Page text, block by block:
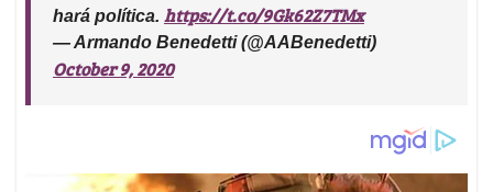
hará política. https://t.co/9Gk62Z7TMx
— Armando Benedetti (@AABenedetti)
October 9, 2020